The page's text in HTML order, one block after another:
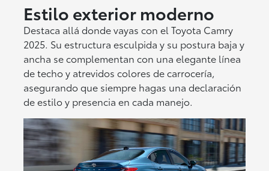
Estilo exterior moderno
Destaca allá donde vayas con el Toyota Camry
2025. Su estructura esculpida y su postura baja y
ancha se complementan con una elegante línea
de techo y atrevidos colores de carrocería,
asegurando que siempre hagas una declaración
de estilo y presencia en cada manejo.